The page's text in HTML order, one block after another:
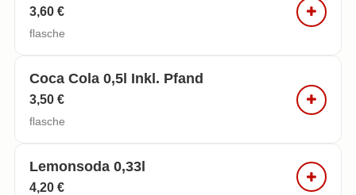
3,60 €
flasche
Coca Cola 0,5l Inkl. Pfand
3,50 €
flasche
Lemonsoda 0,33l
4,20 €